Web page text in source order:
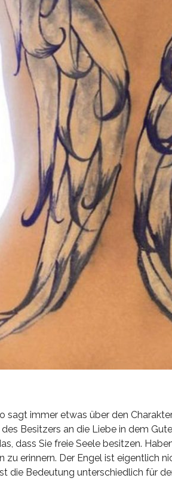
sagt immer etwas über den
Besitzers an die Liebe in dem
dass Sie freie Seele besitzen.
zu erinnern. Der Engel ist eigentlich
die Bedeutung unterschiedlich für